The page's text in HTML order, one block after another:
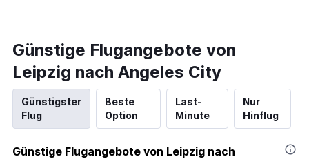
Günstige Flugangebote von
Leipzig nach Angeles City
Günstigster
Flug
Beste
Option
Last-
Minute
Nur
Hinflug
Günstige Flugangebote von Leipzig nach